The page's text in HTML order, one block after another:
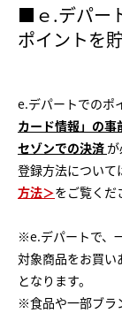
■ｅ.デパー
ポイントを
e.デパートでのポ
カード情報」の事
セゾンでの決済
登録方法について
方法＞をご覧くだ
※e.デパートで、
対象商品をお買い
となります。
※食品や一部ブラ